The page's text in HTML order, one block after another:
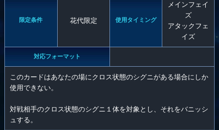
限定条件 花代限定 使用タイミング
メインフェイ
ズ
アタックフェ
イズ
対応フォーマット
このカードはあなたの場にクロス状態のシグニがある場合にしか
使用できない。
対戦相手のクロス状態のシグニ１体を対象とし、それをバニッシ
ュする。